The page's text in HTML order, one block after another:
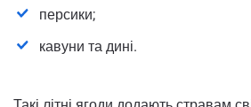
персики;
кавуни та дині.